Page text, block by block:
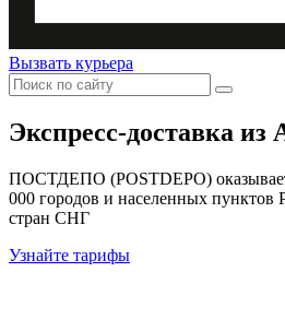
Вызвать курьера
Экспресс-доставка из
ПОСТДЕПО (POSTDEPO)
000 городов и населенных пунктов
стран СНГ
Узнайте тарифы